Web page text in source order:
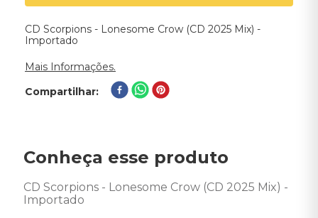
CD Scorpions - Lonesome Crow (CD 2025 Mix) -
Importado
Mais Informações.
Compartilhar
Conheça esse produto
CD Scorpions - Lonesome Crow (CD 2025 Mix) -
Importado